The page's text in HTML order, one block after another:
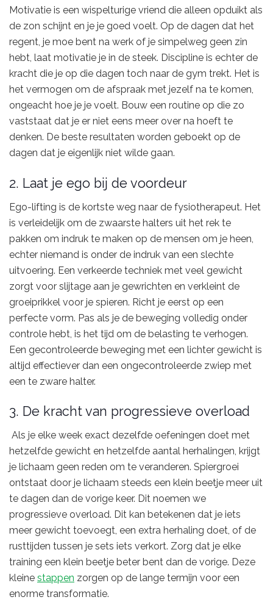
Motivatie is een wispelturige vriend die alleen opduikt als
de zon schijnt en je je goed voelt. Op de dagen dat het
regent, je moe bent na werk of je simpelweg geen zin
hebt, laat motivatie je in de steek. Discipline is echter de
kracht die je op die dagen toch naar de gym trekt. Het is
het vermogen om de afspraak met jezelf na te komen,
ongeacht hoe je je voelt. Bouw een routine op die zo
vaststaat dat je er niet eens meer over na hoeft te
denken. De beste resultaten worden geboekt op de
dagen dat je eigenlijk niet wilde gaan.
2. Laat je ego bij de voordeur
Ego-lifting is de kortste weg naar de fysiotherapeut. Het
is verleidelijk om de zwaarste halters uit het rek te
pakken om indruk te maken op de mensen om je heen,
echter niemand is onder de indruk van een slechte
uitvoering. Een verkeerde techniek met veel gewicht
zorgt voor slijtage aan je gewrichten en verkleint de
groeiprikkel voor je spieren. Richt je eerst op een
perfecte vorm. Pas als je de beweging volledig onder
controle hebt, is het tijd om de belasting te verhogen.
Een gecontroleerde beweging met een lichter gewicht is
altijd effectiever dan een ongecontroleerde zwiep met
een te zware halter.
3. De kracht van progressieve overload
Als je elke week exact dezelfde oefeningen doet met
hetzelfde gewicht en hetzelfde aantal herhalingen, krijgt
je lichaam geen reden om te veranderen. Spiergroei
ontstaat door je lichaam steeds een klein beetje meer uit
te dagen dan de vorige keer. Dit noemen we
progressieve overload. Dit kan betekenen dat je iets
meer gewicht toevoegt, een extra herhaling doet, of de
rusttijden tussen je sets iets verkort. Zorg dat je elke
training een klein beetje beter bent dan de vorige. Deze
kleine stappen zorgen op de lange termijn voor een
enorme transformatie.